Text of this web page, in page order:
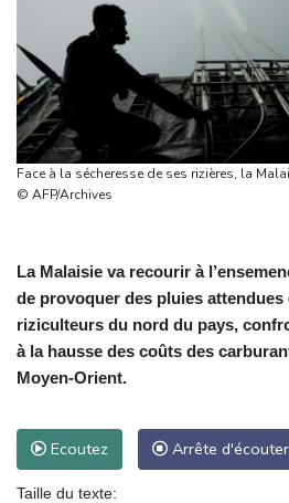
Face à la sécheresse de ses rizières, la
© AFP/Archives
La Malaisie va recourir à
de provoquer des pluies attendues
riziculteurs du nord du pays,
à la hausse des coûts des
Moyen‑Orient.
Ecoutez Arrête d'écouter
Taille du texte: